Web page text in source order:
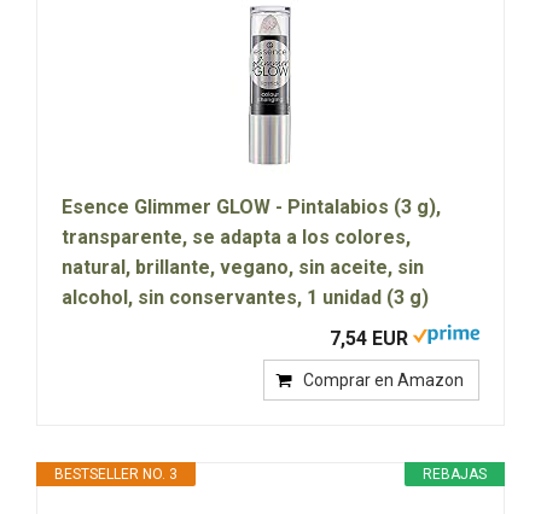
Esence Glimmer GLOW - Pintalabios (3 g),
transparente, se adapta a los colores,
natural, brillante, vegano, sin aceite, sin
alcohol, sin conservantes, 1 unidad (3 g)
7,54 EUR
Comprar en Amazon
REBAJAS
BESTSELLER NO. 3